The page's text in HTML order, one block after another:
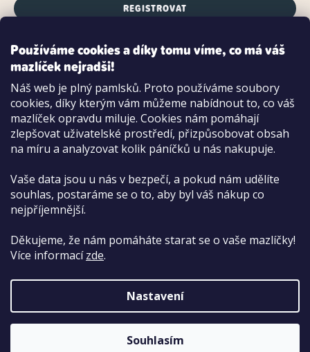
Používáme cookies a díky tomu víme, co má váš
mazlíček nejradši!
Náš web je plný pamlsků. Proto používáme soubory
cookies, díky kterým vám můžeme nabídnout to, co váš
mazlíček opravdu miluje. Cookies nám pomáhají
zlepšovat uživatelské prostředí, přizpůsobovat obsah
na míru a analyzovat kolik páníčků u nás nakupuje.
Vaše data jsou u nás v bezpečí, a pokud nám udělíte
souhlas, postaráme se o to, aby byl váš nákup co
nejpříjemnější.
Děkujeme, že nám pomáháte starat se o vaše mazlíčky!
Více informacízde.
Nastavení
Souhlasím
REGISTROVAT
Možnosti platby:
Dobírkou
Hotově i kartou na pobočce